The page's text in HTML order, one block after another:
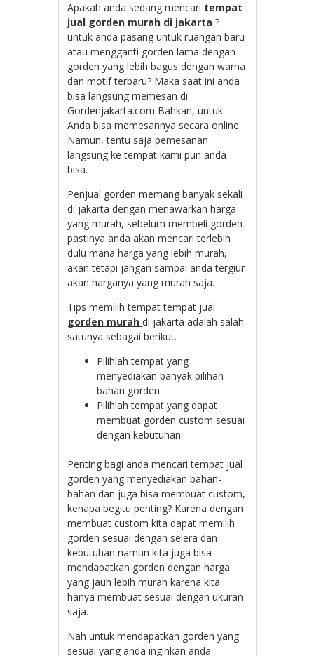
Apakah anda sedang mencari tempat
jual gorden murah di jakarta ?
untuk anda pasang untuk ruangan baru
atau mengganti gorden lama dengan
gorden yang lebih bagus dengan warna
dan motif terbaru? Maka saat ini anda
bisa langsung memesan di
Gordenjakarta.com Bahkan, untuk
Anda bisa memesannya secara online.
Namun, tentu saja pemesanan
langsung ke tempat kami pun anda
bisa.
Penjual gorden memang banyak sekali
di jakarta dengan menawarkan harga
yang murah, sebelum membeli gorden
pastinya anda akan mencari terlebih
dulu mana harga yang lebih murah,
akan tetapi jangan sampai anda tergiur
akan harganya yang murah saja.
Tips memilih tempat tempat jual
gorden murahdi jakarta adalah salah
satunya sebagai berikut.
Pilihlah tempat yang
menyediakan banyak pilihan
bahan gorden.
Pilihlah tempat yang dapat
membuat gorden custom sesuai
dengan kebutuhan.
Penting bagi anda mencari tempat jual
gorden yang menyediakan bahan-
bahan dan juga bisa membuat custom,
kenapa begitu penting? Karena dengan
membuat custom kita dapat memilih
gorden sesuai dengan selera dan
kebutuhan namun kita juga bisa
mendapatkan gorden dengan harga
yang jauh lebih murah karena kita
hanya membuat sesuai dengan ukuran
saja.
Nah untuk mendapatkan gorden yang
sesuai yang anda inginkan anda